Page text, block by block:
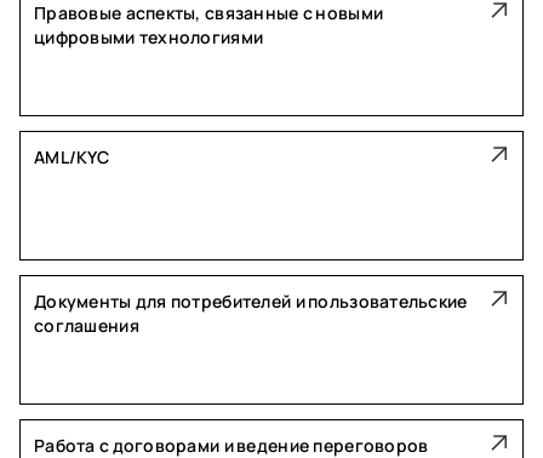
Правовые аспекты, связанные с новыми
цифровыми технологиями
AML/KYC
Документы для потребителей и пользовательские
соглашения
Работа с договорами и ведение переговоров